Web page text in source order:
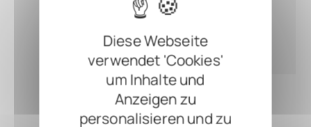
Diese Webseite
verwendet 'Cookies'
um Inhalte und
Anzeigen zu
personalisieren und zu